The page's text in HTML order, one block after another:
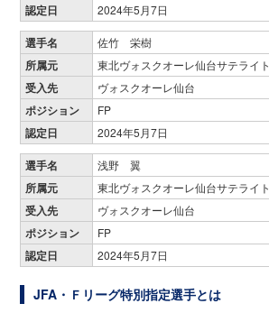
認定日 2024年5月7日
選手名 佐竹 栄樹
所属元 東北ヴォスクオーレ仙台サテライト
受入先 ヴォスクオーレ仙台
ポジション FP
認定日 2024年5月7日
選手名 浅野 翼
所属元 東北ヴォスクオーレ仙台サテライト
受入先 ヴォスクオーレ仙台
ポジション FP
認定日 2024年5月7日
JFA・Ｆリーグ特別指定選手とは